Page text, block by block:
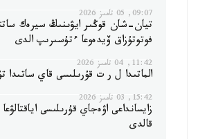
09:07, 05 تامىز 2026
تيان-شان قوڭىر ايۋىنىڭ سيرەك
فوتوتۇزاق ۆيدەوعا ءتۇسىرىپ الدى
11:42, 04 تامىز 2026
الماتىدا ل ر ت قۇرىلىسى قاي ساتىدا
15:42, 03 تامىز 2026
زايسانداعى اۋەجاي قۇرىلىسى
قالدى